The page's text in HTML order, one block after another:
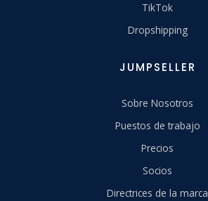
TikTok
Dropshipping
JUMPSELLER
Sobre Nosotros
Puestos de trabajo
Precios
Socios
Directrices de la marca